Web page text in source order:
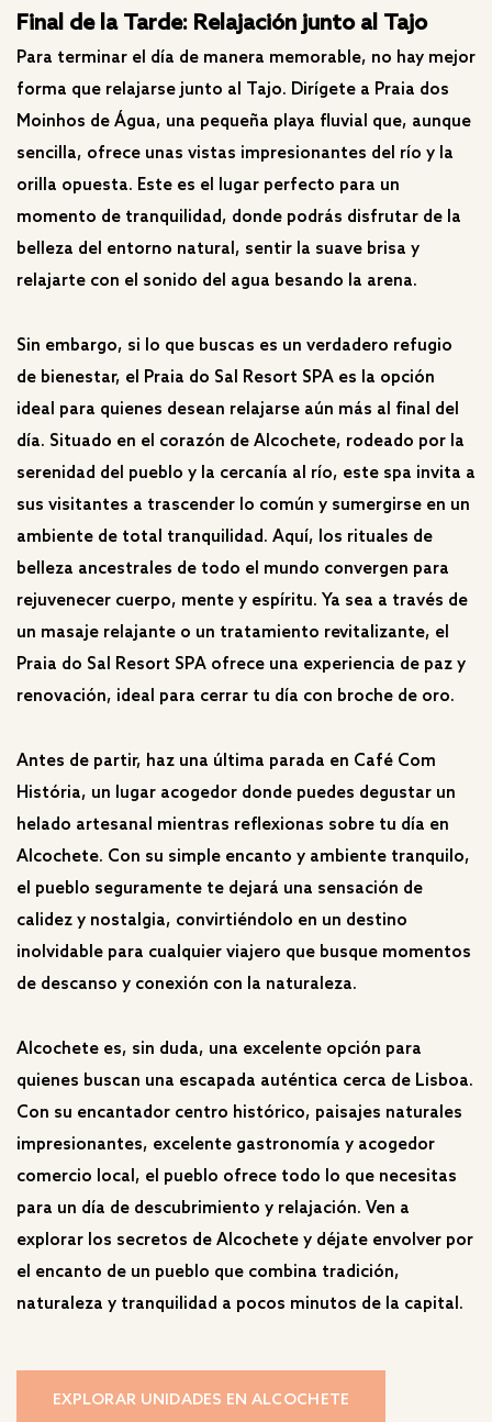
Final de la Tarde: Relajación junto al Tajo
Para terminar el día de manera memorable, no hay mejor
forma que relajarse junto al Tajo. Dirígete a Praia dos
Moinhos de Água, una pequeña playa fluvial que, aunque
sencilla, ofrece unas vistas impresionantes del río y la
orilla opuesta. Este es el lugar perfecto para un
momento de tranquilidad, donde podrás disfrutar de la
belleza del entorno natural, sentir la suave brisa y
relajarte con el sonido del agua besando la arena.
Sin embargo, si lo que buscas es un verdadero refugio
de bienestar, el Praia do Sal Resort SPA es la opción
ideal para quienes desean relajarse aún más al final del
día. Situado en el corazón de Alcochete, rodeado por la
serenidad del pueblo y la cercanía al río, este spa invita a
sus visitantes a trascender lo común y sumergirse en un
ambiente de total tranquilidad. Aquí, los rituales de
belleza ancestrales de todo el mundo convergen para
rejuvenecer cuerpo, mente y espíritu. Ya sea a través de
un masaje relajante o un tratamiento revitalizante, el
Praia do Sal Resort SPA ofrece una experiencia de paz y
renovación, ideal para cerrar tu día con broche de oro.
Antes de partir, haz una última parada en Café Com
História, un lugar acogedor donde puedes degustar un
helado artesanal mientras reflexionas sobre tu día en
Alcochete. Con su simple encanto y ambiente tranquilo,
el pueblo seguramente te dejará una sensación de
calidez y nostalgia, convirtiéndolo en un destino
inolvidable para cualquier viajero que busque momentos
de descanso y conexión con la naturaleza.
Alcochete es, sin duda, una excelente opción para
quienes buscan una escapada auténtica cerca de Lisboa.
Con su encantador centro histórico, paisajes naturales
impresionantes, excelente gastronomía y acogedor
comercio local, el pueblo ofrece todo lo que necesitas
para un día de descubrimiento y relajación. Ven a
explorar los secretos de Alcochete y déjate envolver por
el encanto de un pueblo que combina tradición,
naturaleza y tranquilidad a pocos minutos de la capital.
EXPLORAR UNIDADES EN ALCOCHETE